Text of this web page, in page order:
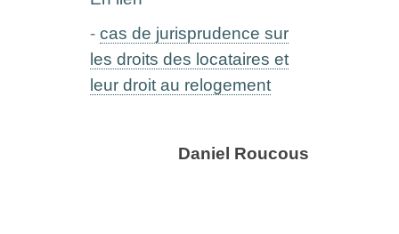
- cas de jurisprudence sur
les droits des locataires et
leur droit au relogement
Daniel Roucous